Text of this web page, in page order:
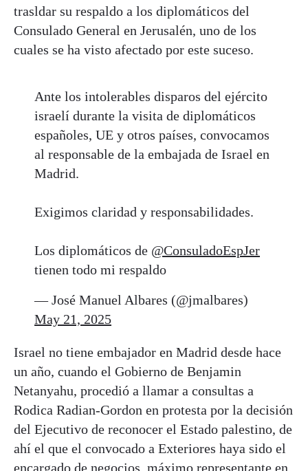
trasldar su respaldo a los diplomáticos del
Consulado General en Jerusalén, uno de los
cuales se ha visto afectado por este suceso.
Ante los intolerables disparos del ejército
israelí durante la visita de diplomáticos
españoles, UE y otros países, convocamos
al responsable de la embajada de Israel en
Madrid.
Exigimos claridad y responsabilidades.
Los diplomáticos de @ConsuladoEspJer
tienen todo mi respaldo
— José Manuel Albares (@jmalbares)
May 21, 2025
Israel no tiene embajador en Madrid desde hace
un año, cuando el Gobierno de Benjamin
Netanyahu, procedió a llamar a consultas a
Rodica Radian-Gordon en protesta por la decisión
del Ejecutivo de reconocer el Estado palestino, de
ahí el que el convocado a Exteriores haya sido el
encargado de negocios, máximo representante en